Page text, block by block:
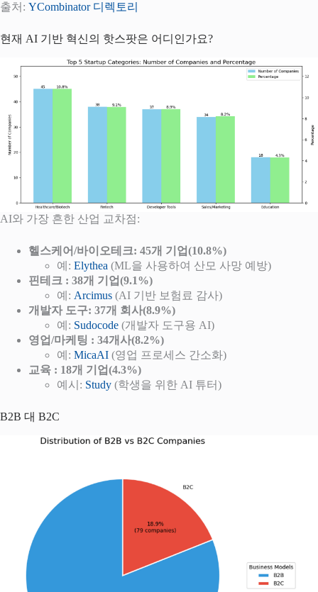
출처: YCombinator 디렉토리
현재 AI 기반 혁신의 핫스팟은 어디인가요?
AI와 가장 흔한 산업 교차점:
헬스케어/바이오테크: 45개 기업(10.8%)
예: Elythea (ML을 사용하여 산모 사망 예방)
핀테크 : 38개 기업(9.1%)
예: Arcimus (AI 기반 보험료 감사)
개발자 도구: 37개 회사(8.9%)
예: Sudocode (개발자 도구용 AI)
영업/마케팅 : 34개사(8.2%)
예: MicaAI (영업 프로세스 간소화)
교육 : 18개 기업(4.3%)
예시: Study (학생을 위한 AI 튜터)
B2B 대 B2C